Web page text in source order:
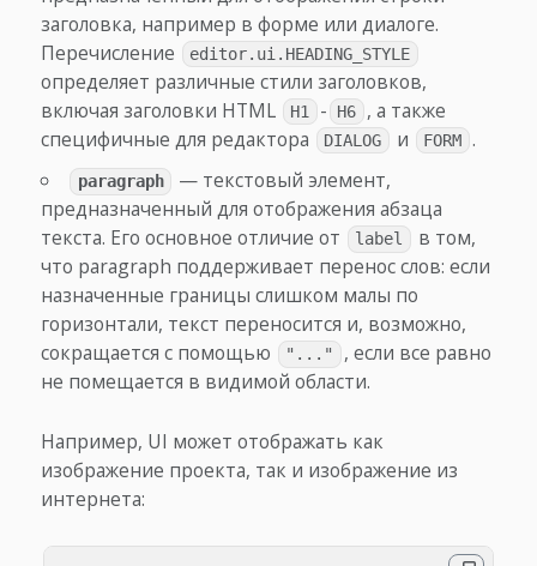
заголовка, например в форме или диалоге.
Перечисление
editor.ui.HEADING_STYLE
определяет различные стили заголовков,
включая заголовки HTML
H1 - H6
, а также
специфичные для редактора
DIALOG и FORM .
paragraph
— текстовый элемент,
предназначенный для отображения абзаца
текста. Его основное отличие от
label
в том,
что paragraph поддерживает перенос слов: если
назначенные границы слишком малы по
горизонтали, текст переносится и, возможно,
сокращается с помощью
"..."
, если все равно
не помещается в видимой области.
Например, UI может отображать как
изображение проекта, так и изображение из
интернета: